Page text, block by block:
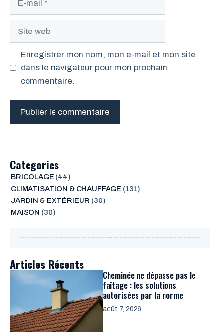
Site
Enregistrer mon nom, mon e-mail et mon site
dans le navigateur pour mon prochain
commentaire.
Categories
BRICOLAGE (44)
CLIMATISATION & CHAUFFAGE (131)
JARDIN & EXTÉRIEUR (30)
MAISON (30)
Articles Récents
Cheminée ne dépasse pas le
faîtage : les solutions
autorisées par la norme
août 7, 2026